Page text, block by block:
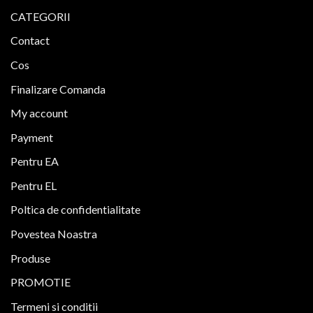
CATEGORII
Contact
Cos
Finalizare Comanda
My account
Payment
Pentru EA
Pentru EL
Poltica de confidentialitate
Povestea Noastra
Produse
PROMOTIE
Termeni si conditii